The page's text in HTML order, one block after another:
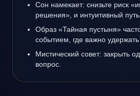
Сон намекает: снизьте риск
решения», и интуитивный путь
Образ «Тайная пустыня»
событием, где важно удержать
Мистический совет: закрыть
вопрос.